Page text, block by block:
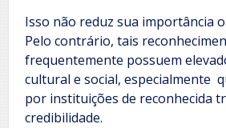
Isso não reduz sua importância
Pelo contrário, tais
frequentemente possuem
cultural e social, especialmente
por instituições de reconhecida
credibilidade.